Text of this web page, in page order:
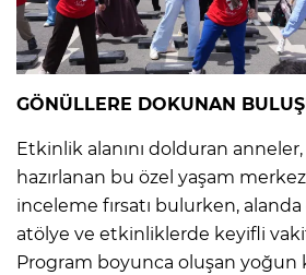
GÖNÜLLERE DOKUNAN
Etkinlik alanını dolduran
hazırlanan bu özel yaşam
inceleme fırsatı bulurken,
atölye ve etkinliklerde keyifli
Program boyunca oluşan yoğun